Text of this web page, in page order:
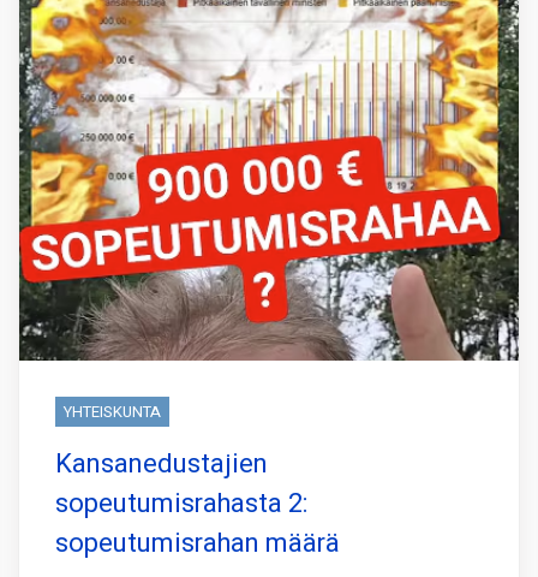
YHTEISKUNTA
Kansanedustajien
sopeutumisrahasta 2:
sopeutumisrahan määrä